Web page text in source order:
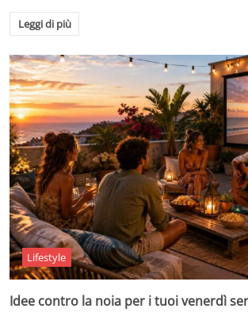
Leggi di più
Lifestyle
Idee contro la noia per i tuoi venerdì